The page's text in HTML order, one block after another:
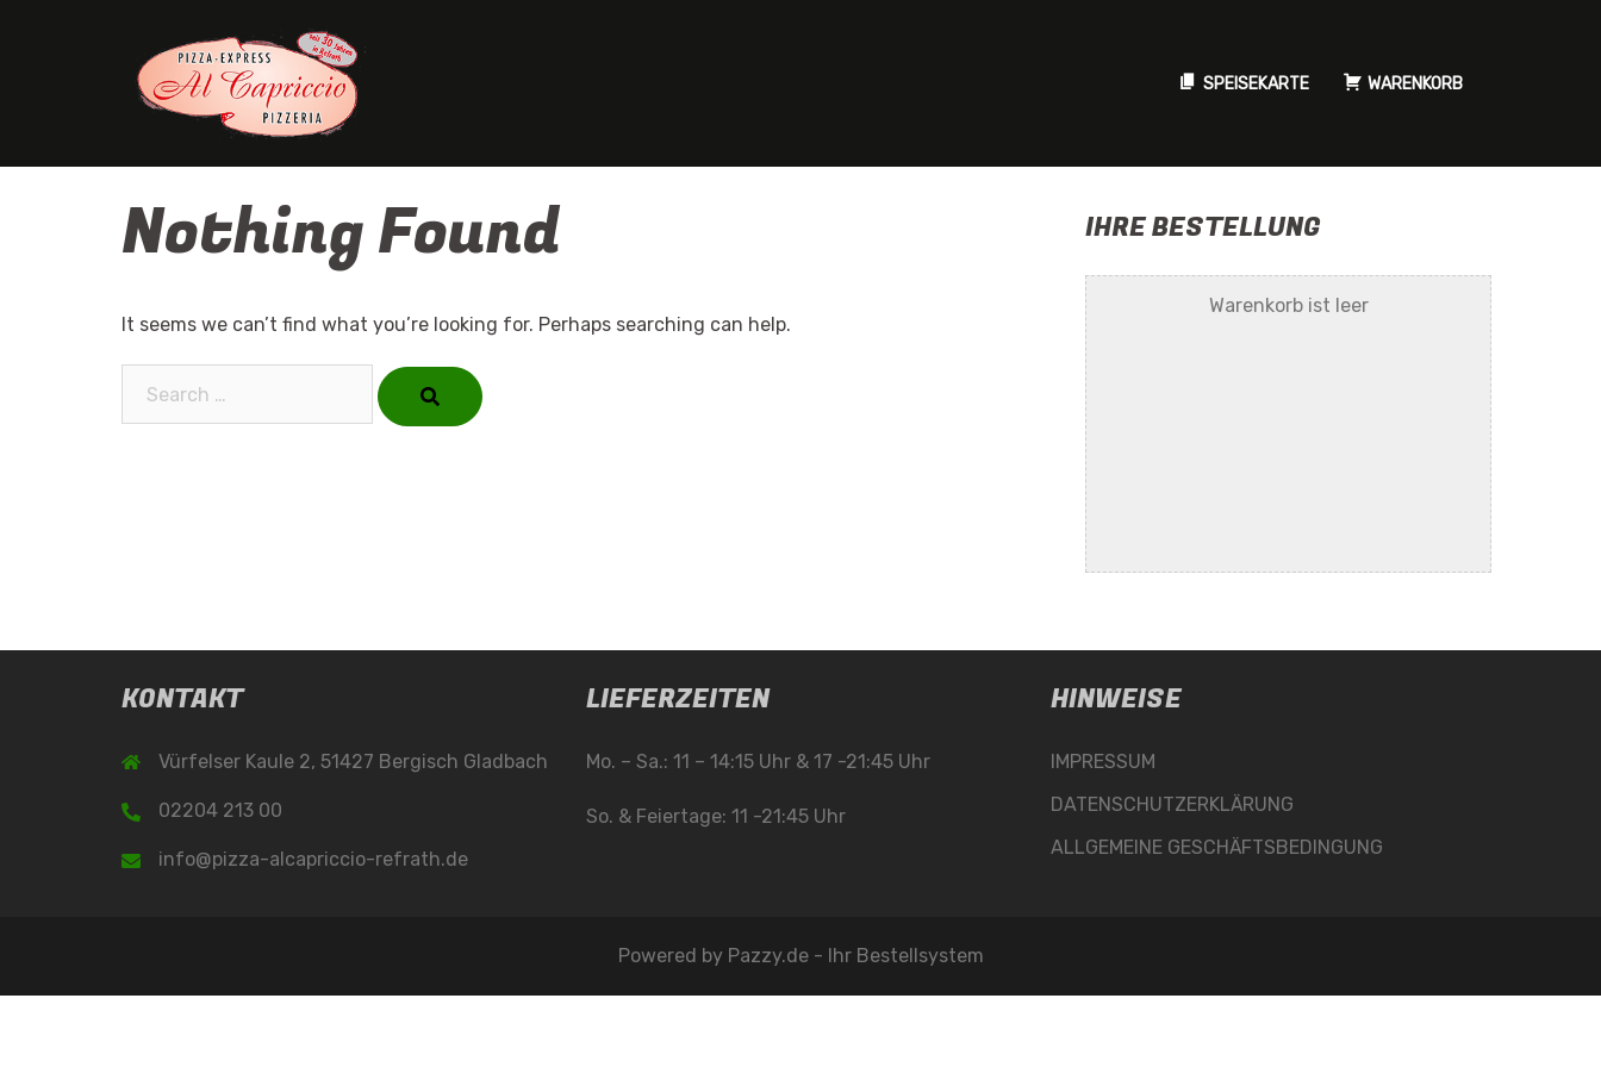
SPEISEKARTE WARENKORB
Nothing Found
It seems we can’t find what you’re looking for. Perhaps searching can help.
IHRE BESTELLUNG
Warenkorb ist leer
KONTAKT
Vürfelser Kaule 2, 51427 Bergisch Gladbach
02204 213 00
info@pizza-alcapriccio-refrath.de
LIEFERZEITEN
Mo. – Sa.: 11 – 14:15 Uhr & 17 -21:45 Uhr
So. & Feiertage: 11 -21:45 Uhr
HINWEISE
IMPRESSUM
DATENSCHUTZERKLÄRUNG
ALLGEMEINE GESCHÄFTSBEDINGUNG
Powered by Pazzy.de - Ihr Bestellsystem